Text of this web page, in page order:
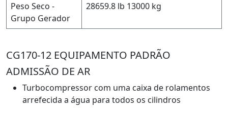
Peso Seco -
Grupo Gerador
28659.8 lb 13000 kg
CG170-12 EQUIPAMENTO PADRÃO
ADMISSÃO DE AR
Turbocompressor com uma caixa de rolamentos
arrefecida a água para todos os cilindros